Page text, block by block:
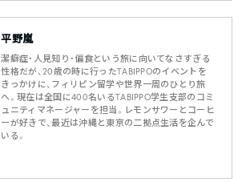
平野嵐
潔癖症・人見知り・偏食という旅に向いてなさすぎる
性格だが、20歳の時に行ったTABIPPOのイベントを
きっかけに、フィリピン留学や世界一周のひとり旅
へ。現在は全国に400名いるTABIPPO学生支部のコミ
ュニティマネージャーを担当。レモンサワーとコーヒ
ーが好きで、最近は沖縄と東京の二拠点生活を企んで
いる。